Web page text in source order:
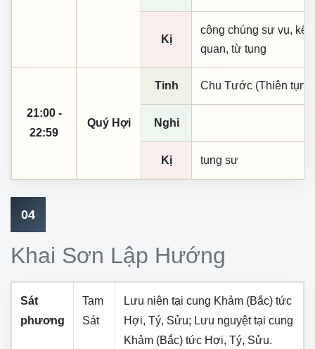
Kị
công chúng sự vụ, kết
quan, từ tụng
21:00 -
22:59
Quý Hợi
Tinh Chu Tước (Thiên
Nghi
Kị tụng sự
04
Khai Sơn Lập Hướng
Sát
phương
Tam
Sát
Lưu niên tại cung Khảm (Bắc) tức
Hợi, Tý, Sửu; Lưu nguyệt tại cung
Khảm (Bắc) tức Hợi, Tý, Sửu.